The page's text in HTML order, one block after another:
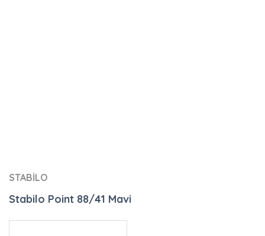
STABİLO
Stabilo Point 88/41 Mavi